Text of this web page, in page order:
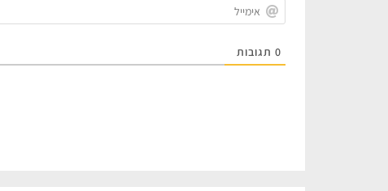
0 תגובות